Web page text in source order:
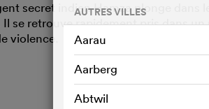
secret indien Hamza plonge dans
se retrouve rapidement pris dans un
violence.
AUTRES VILLES
Aarau
Aarberg
Abtwil